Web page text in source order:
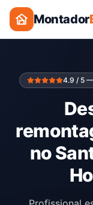
Montador
4.9 / 5 —
no